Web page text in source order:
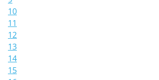
10
11
12
13
14
15